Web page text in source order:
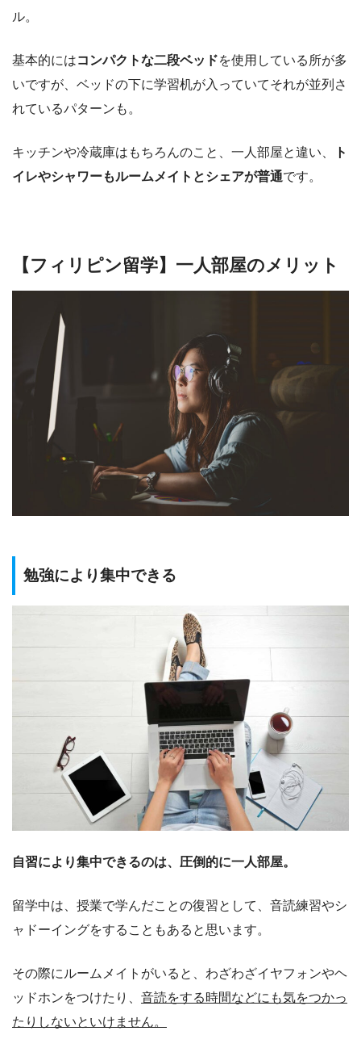
ル。
基本的にはコンパクトな二段ベッドを使用している所が多
いですが、ベッドの下に学習机が入っていてそれが並列さ
れているパターンも。
キッチンや冷蔵庫はもちろんのこと、一人部屋と違い、
ト
イレやシャワーもルームメイトとシェアが普通です。
【フィリピン留学】一人部屋のメリット
勉強により集中できる
自習により集中できるのは、圧倒的に一人部屋。
留学中は、授業で学んだことの復習として、音読練習やシ
ャドーイングをすることもあると思います。
その際にルームメイトがいると、わざわざイヤフォンやヘ
ッドホンをつけたり、 音読をする時間などにも気をつかっ
たりしないといけません。